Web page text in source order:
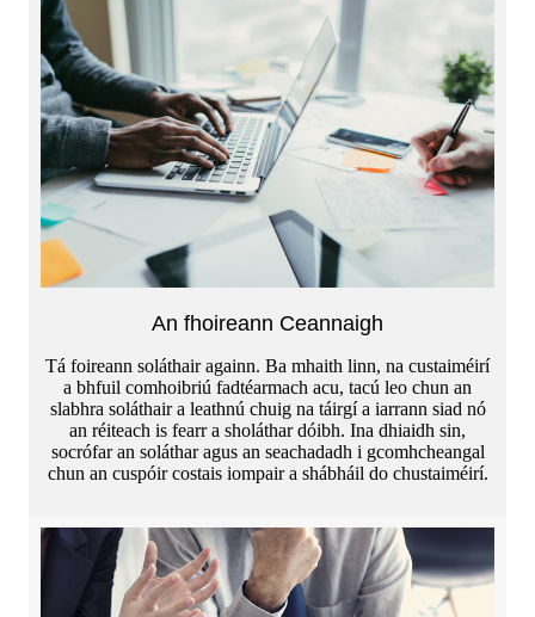
An fhoireann Ceannaigh
Tá foireann soláthair againn. Ba mhaith linn, na custaiméirí
a bhfuil comhoibriú fadtéarmach acu, tacú leo chun an
slabhra soláthair a leathnú chuig na táirgí a iarrann siad nó
an réiteach is fearr a sholáthar dóibh. Ina dhiaidh sin,
socrófar an soláthar agus an seachadadh i gcomhcheangal
chun an cuspóir costais iompair a shábháil do chustaiméirí.